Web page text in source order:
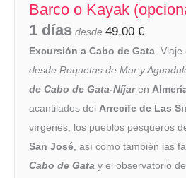
Barco o Kayak
1 días desde 49,00 €
Excursión a Cabo de Gata. Viaje
desde Roquetas de Mar y
de Cabo de Gata-Níjaren
acantilados del Arrecife de Las
vírgenes, los pueblos pesqueros
San José, así como también las
Cabo de Gata y el observatorio